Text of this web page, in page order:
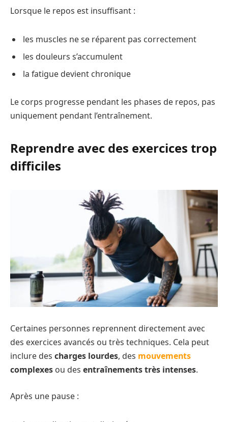
Lorsque le repos est insuffisant :
les muscles ne se réparent pas correctement
les douleurs s’accumulent
la fatigue devient chronique
Le corps progresse pendant les phases de repos, pas
uniquement pendant l’entraînement.
Reprendre avec des exercices trop
difficiles
Certaines personnes reprennent directement avec
des exercices avancés ou très techniques. Cela peut
inclure des charges lourdes, des mouvements
complexes ou des entraînements très intenses.
Après une pause :